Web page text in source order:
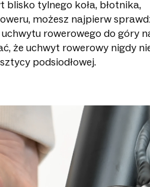
blisko tylnego koła, błotnika,
możesz najpierw
rowerowego do góry
że uchwyt rowerowy nigdy
podsiodłowej.